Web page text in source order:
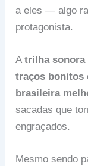
a eles — algo
protagonista.
Atrilha sonora
traços bonitos
brasileira
sacadas que
engraçados.
Mesmo sendo